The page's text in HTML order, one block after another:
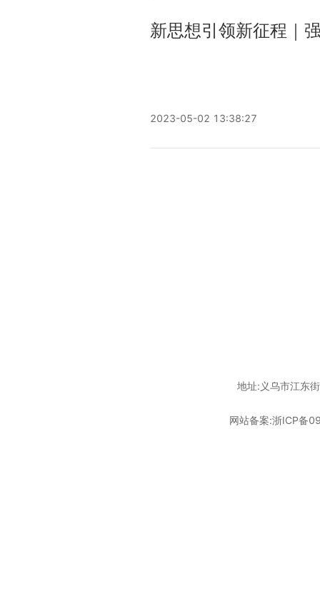
新思想引领新征程｜
2023-05-02 13:38:27
地址:义乌市江
网站备案:浙ICP备